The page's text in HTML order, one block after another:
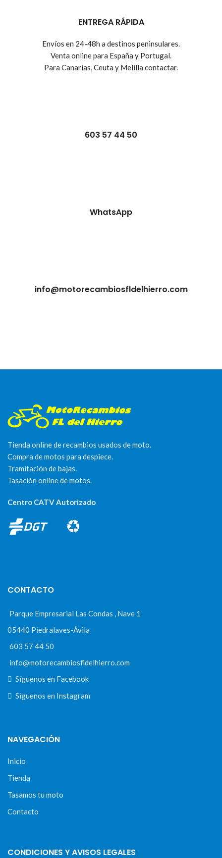
ENTREGA RÁPIDA
Envíos en 24-48h a destinos peninsulares.
Venta online para España y Portugal.
Para Canarias, Ceuta y Melilla contactar.
603 57 44 50
WhatsApp
info@motorecambiosfldelhierro.com
Tienda online de recambios usados de moto.
Compra de motos para despiece.
Tramitación de bajas.
Tasación online de motos.
Centro CATV Autorizado
CONTACTO
Parque Empresarial Las Condas , Nave 1
05440 Piedralaves-Ávila
603 57 44 50
info@motorecambiosfldelhierro.com
Síguenos en Facebook
Síguenos en Instagram
NAVEGACIÓN
Inicio
Tienda
Tasamos tu moto
Contacto
CONDICIONES Y AVISOS LEGALES